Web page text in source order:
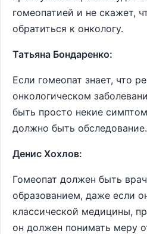
гомеопатией и не скажет,
обратиться к онкологу.
Татьяна Бондаренко:
Если гомеопат знает, что
онкологическом
быть просто некие
должно быть обследование.
Денис Хохлов:
Гомеопат должен быть
образованием, даже если
классической медицины,
он должен понимать меру